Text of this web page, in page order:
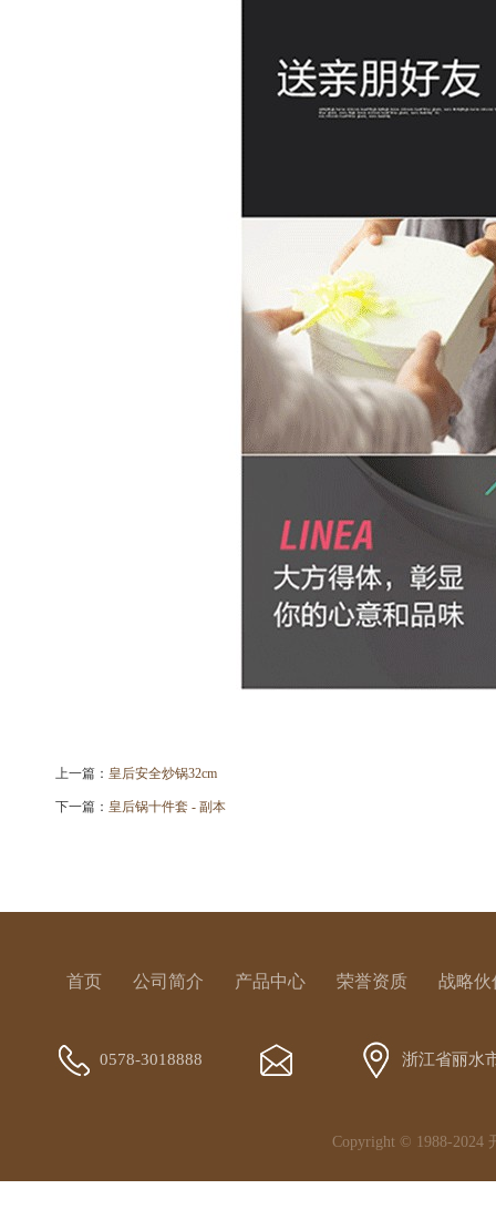
上一篇： 皇后安全炒锅32cm
下一篇： 皇后锅十件套 - 副本
首页 公司简介 产品中心 荣誉资质 战略伙
0578-3018888 浙江省丽水
Copyright © 1988-2024